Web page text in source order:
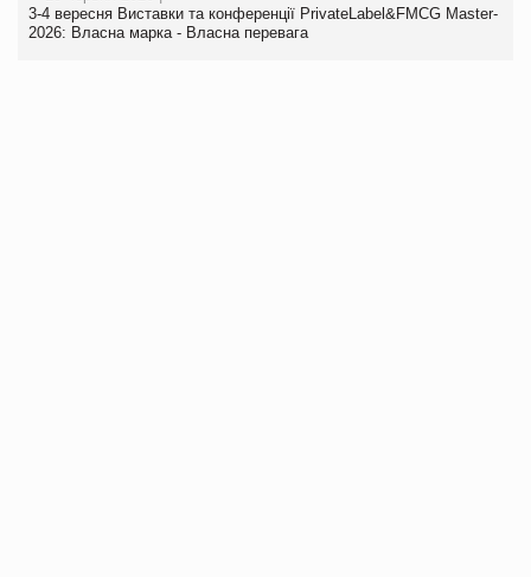
3-4 вересня Виставки та конференції PrivateLabel&FMCG Master-
2026: Власна марка - Власна перевага